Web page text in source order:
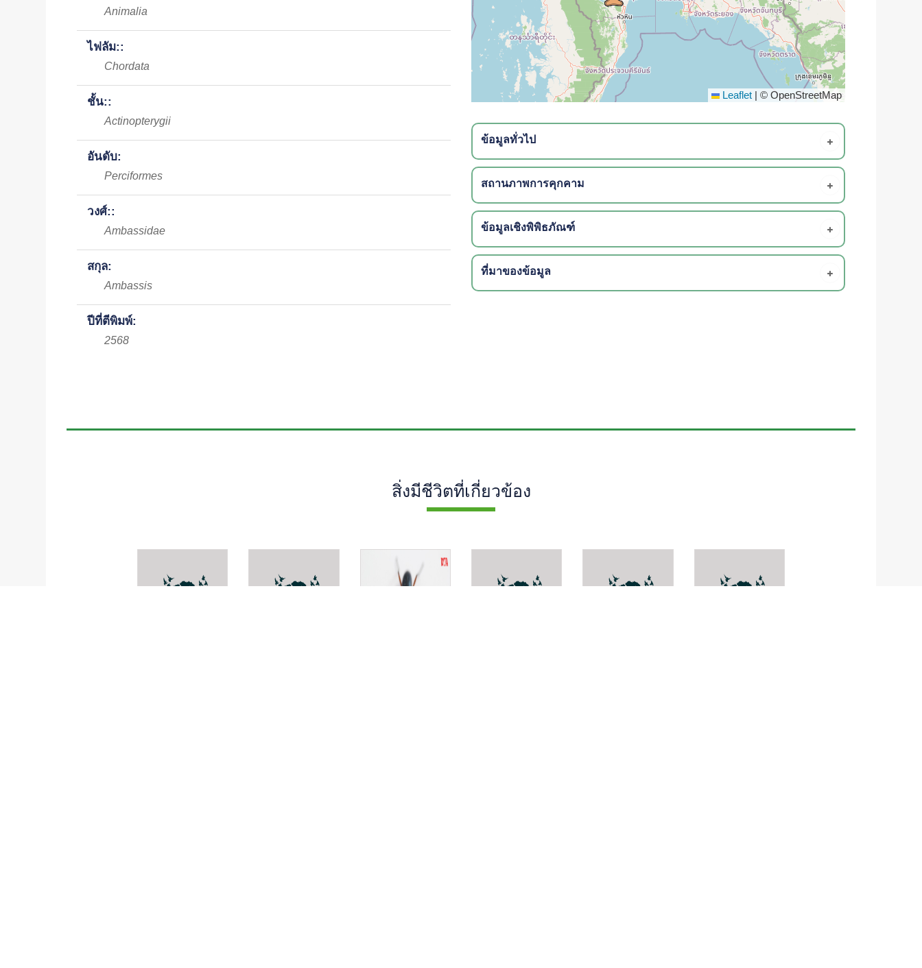
Animalia
ไฟลัม::
Chordata
ชั้น::
Actinopterygii
อันดับ:
Perciformes
วงศ์::
Ambassidae
สกุล:
Ambassis
ปีที่ตีพิมพ์:
2568
Leaflet | © OpenStreetMap
ข้อมูลทั่วไป
สถานภาพการคุกคาม
ข้อมูลเชิงพิพิธภัณฑ์
ที่มาของข้อมูล
สิ่งมีชีวิตที่เกี่ยวข้อง